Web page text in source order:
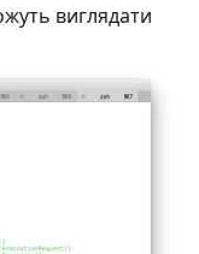
виглядати